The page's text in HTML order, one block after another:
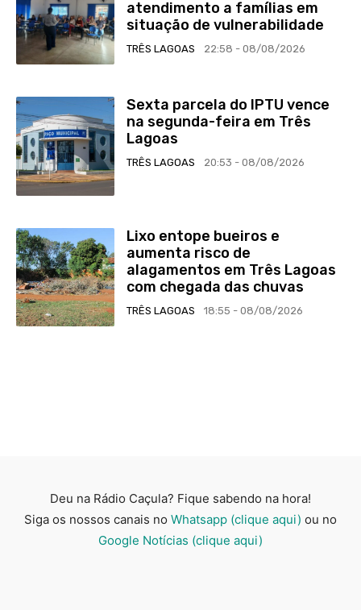
atendimento a famílias em
situação de vulnerabilidade
TRÊS LAGOAS 22:58 - 08/08/2026
Sexta parcela do IPTU vence
na segunda-feira em Três
Lagoas
TRÊS LAGOAS 20:53 - 08/08/2026
Lixo entope bueiros e
aumenta risco de
alagamentos em Três Lagoas
com chegada das chuvas
TRÊS LAGOAS 18:55 - 08/08/2026
Deu na Rádio Caçula? Fique sabendo na hora!
Siga os nossos canais no Whatsapp (clique aqui) ou no
Google Notícias (clique aqui)